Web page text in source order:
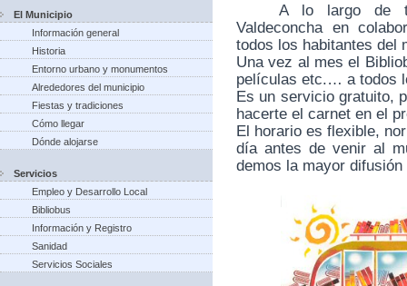
El Municipio
Información general
Historia
Entorno urbano y monumentos
Alrededores del municipio
Fiestas y tradiciones
Cómo llegar
Dónde alojarse
Servicios
Empleo y Desarrollo Local
Bibliobus
Información y Registro
Sanidad
Servicios Sociales
A lo largo de
Valdeconcha en
todos los habitantes del
Una vez al mes el
películas etc.… a todos
Es un servicio gratuito,
hacerte el carnet en el
El horario es flexible,
día antes de venir al
demos la mayor difusión